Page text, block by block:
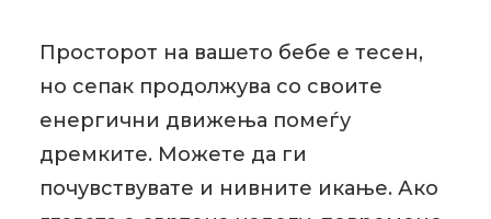
Просторот на вашето бебе е тесен,
но сепак продолжува со своите
енергични движења помеѓу
дремките. Можете да ги
почувствувате и нивните икање. Ако